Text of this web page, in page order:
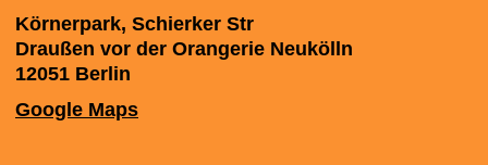
Körnerpark, Schierker Str
Draußen vor der Orangerie Neukölln
12051 Berlin
Google Maps